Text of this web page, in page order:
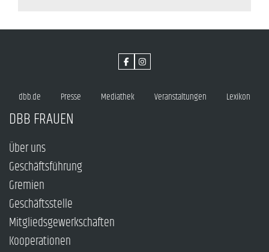
dbb.de Presse Mediathek Veranstaltungen Lexikon
DBB FRAUEN
Über uns
Geschäftsführung
Gremien
Geschäftsstelle
Mitgliedsgewerkschaften
Kooperationen